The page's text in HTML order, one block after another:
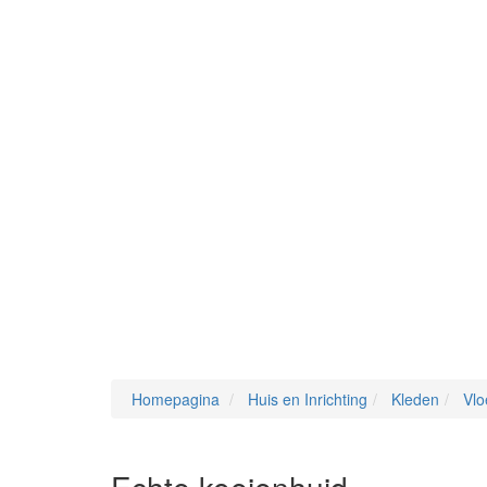
Homepagina Huis en Inrichting Kleden